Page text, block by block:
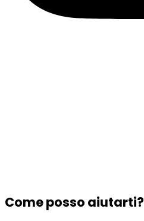
Come posso aiutarti?